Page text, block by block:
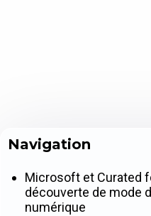
Navigation
Microsoft et Curated
découverte de mode
numérique